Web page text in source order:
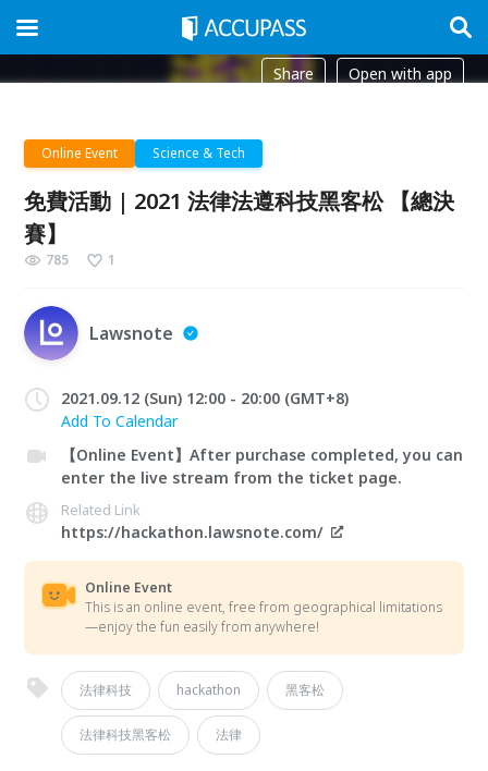
Share Open with app
Online Event Science & Tech
免費活動 | 2021 法律法遵科技黑客松 【總決
賽】
785 1
Lawsnote
2021.09.12 (Sun) 12:00 - 20:00 (GMT+8)
Add To Calendar
【Online Event】After purchase completed, you can
enter the live stream from the ticket page.
Related Link
https://hackathon.lawsnote.com/
Online Event
This is an online event, free from geographical limitations
—enjoy the fun easily from anywhere!
法律科技 hackathon 黑客松
法律科技黑客松 法律